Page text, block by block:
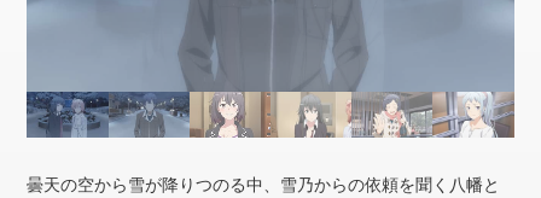
曇天の空から雪が降りつのる中、雪乃からの依頼を聞く八幡と